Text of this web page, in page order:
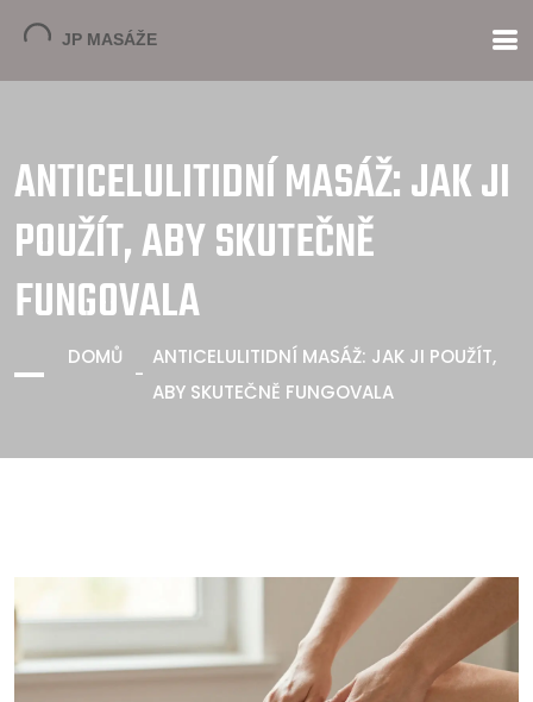
ANTICELULITIDNÍ MASÁŽ: JAK JI
POUŽÍT, ABY SKUTEČNĚ
FUNGOVALA
DOMŮ
ANTICELULITIDNÍ MASÁŽ: JAK JI POUŽÍT,
ABY SKUTEČNĚ FUNGOVALA